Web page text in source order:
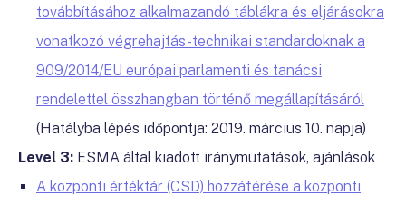
továbbításához alkalmazandó táblákra és eljárásokra
vonatkozó végrehajtás-technikai standardoknak a
909/2014/EU európai parlamenti és tanácsi
rendelettel összhangban történő megállapításáról
(Hatályba lépés időpontja: 2019. március 10. napja)
Level 3: ESMA által kiadott iránymutatások, ajánlások
A központi értéktár (CSD) hozzáférése a központi